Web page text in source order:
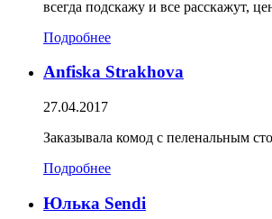
всегда подскажу и все расскажут,
Подробнее
Anfiska Strakhova
27.04.2017
Заказывала комод с пеленальным
Подробнее
Юлька Sendi